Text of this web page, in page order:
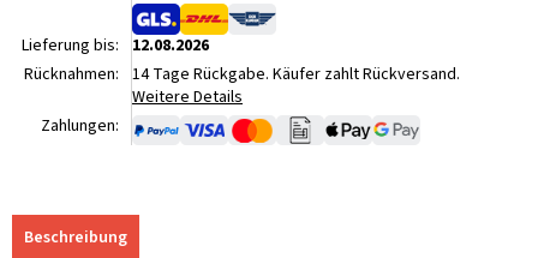
Lieferung bis:
12.08.2026
Rücknahmen: 14 Tage Rückgabe. Käufer zahlt Rückversand.
Weitere Details
Zahlungen:
Beschreibung